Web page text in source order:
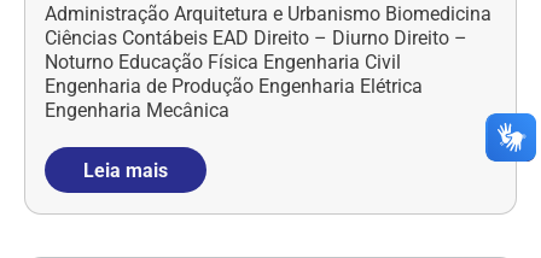
Administração Arquitetura e Urbanismo Biomedicina
Ciências Contábeis EAD Direito – Diurno Direito –
Noturno Educação Física Engenharia Civil
Engenharia de Produção Engenharia Elétrica
Engenharia Mecânica
Leia mais